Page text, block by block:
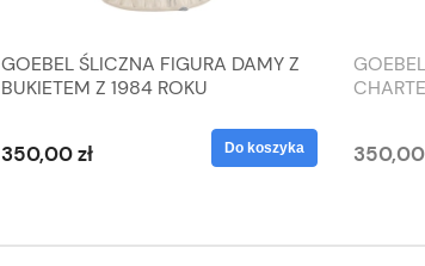
GOEBEL ŚLICZNA FIGURA DAMY Z
BUKIETEM Z 1984 ROKU
350,00 zł Do koszyka 350,00